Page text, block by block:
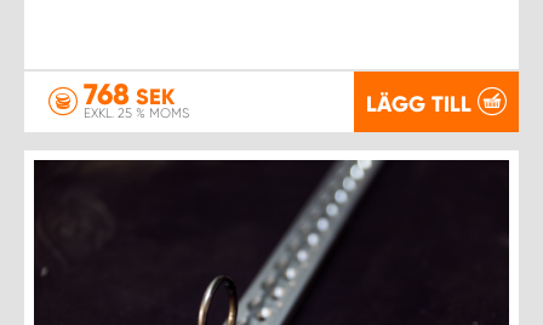
768 SEK
EXKL. 25 % MOMS LÄGG TILL